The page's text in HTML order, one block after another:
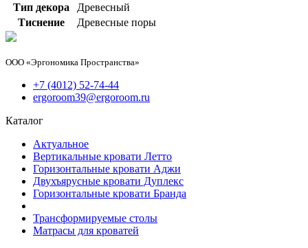
Тип декора
Древесный
Тиснение
Древесные поры
ООО «Эргономика Пространства»
+7 (4012) 52-74-44
ergoroom39@ergoroom.ru
Каталог
Актуальное
Вертикальные кровати Летто
Горизонтальные кровати Аджи
Двухъярусные кровати Дуплекс
Горизонтальные кровати Бранда
Трансформируемые столы
Матрасы для кроватей